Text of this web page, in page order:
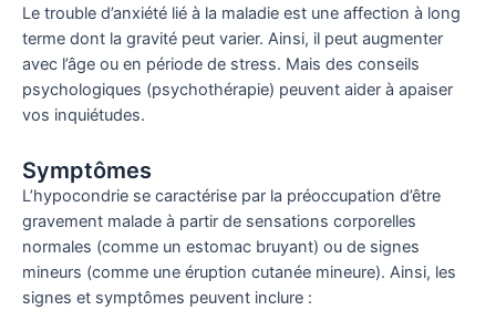
Le trouble d’anxiété lié à la maladie est une affection à long
terme dont la gravité peut varier. Ainsi, il peut augmenter
avec l’âge ou en période de stress. Mais des conseils
psychologiques (psychothérapie) peuvent aider à apaiser
vos inquiétudes.
Symptômes
L’hypocondrie se caractérise par la préoccupation d’être
gravement malade à partir de sensations corporelles
normales (comme un estomac bruyant) ou de signes
mineurs (comme une éruption cutanée mineure). Ainsi, les
signes et symptômes peuvent inclure :